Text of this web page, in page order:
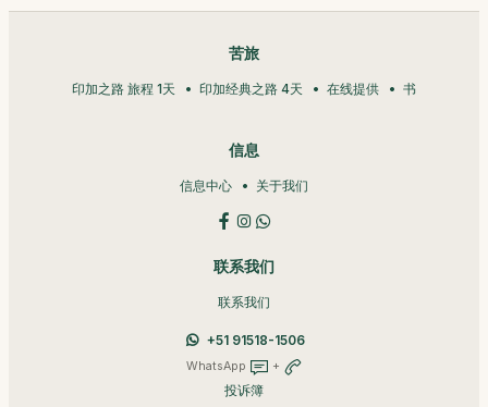
苦旅
印加之路 旅程 1天 印加经典之路 4天 在线提供 书
信息
信息中心 关于我们
联系我们
联系我们
+51 91518-1506
WhatsApp +
投诉簿